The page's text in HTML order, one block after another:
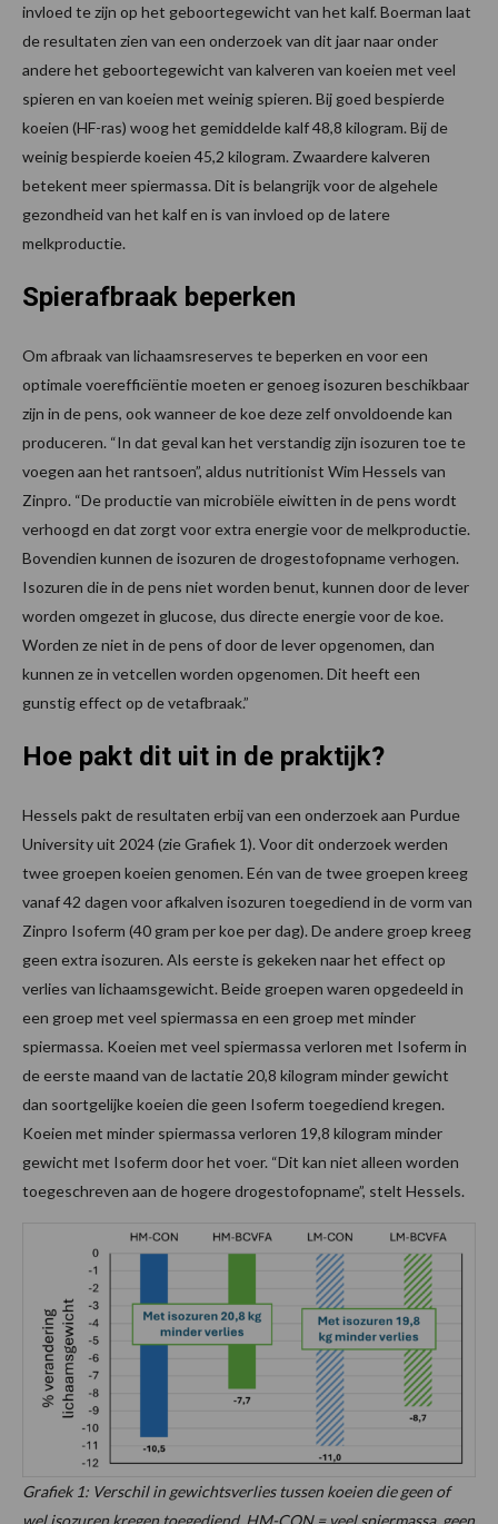
invloed te zijn op het geboortegewicht van het kalf. Boerman laat
de resultaten zien van een onderzoek van dit jaar naar onder
andere het geboortegewicht van kalveren van koeien met veel
spieren en van koeien met weinig spieren. Bij goed bespierde
koeien (HF-ras) woog het gemiddelde kalf 48,8 kilogram. Bij de
weinig bespierde koeien 45,2 kilogram. Zwaardere kalveren
betekent meer spiermassa. Dit is belangrijk voor de algehele
gezondheid van het kalf en is van invloed op de latere
melkproductie.
Spierafbraak beperken
Om afbraak van lichaamsreserves te beperken en voor een
optimale voerefficiëntie moeten er genoeg isozuren beschikbaar
zijn in de pens, ook wanneer de koe deze zelf onvoldoende kan
produceren. “In dat geval kan het verstandig zijn isozuren toe te
voegen aan het rantsoen”, aldus nutritionist Wim Hessels van
Zinpro. “De productie van microbiële eiwitten in de pens wordt
verhoogd en dat zorgt voor extra energie voor de melkproductie.
Bovendien kunnen de isozuren de drogestofopname verhogen.
Isozuren die in de pens niet worden benut, kunnen door de lever
worden omgezet in glucose, dus directe energie voor de koe.
Worden ze niet in de pens of door de lever opgenomen, dan
kunnen ze in vetcellen worden opgenomen. Dit heeft een
gunstig effect op de vetafbraak.”
Hoe pakt dit uit in de praktijk?
Hessels pakt de resultaten erbij van een onderzoek aan Purdue
University uit 2024 (zie Grafiek 1). Voor dit onderzoek werden
twee groepen koeien genomen. Eén van de twee groepen kreeg
vanaf 42 dagen voor afkalven isozuren toegediend in de vorm van
Zinpro Isoferm (40 gram per koe per dag). De andere groep kreeg
geen extra isozuren. Als eerste is gekeken naar het effect op
verlies van lichaamsgewicht. Beide groepen waren opgedeeld in
een groep met veel spiermassa en een groep met minder
spiermassa. Koeien met veel spiermassa verloren met Isoferm in
de eerste maand van de lactatie 20,8 kilogram minder gewicht
dan soortgelijke koeien die geen Isoferm toegediend kregen.
Koeien met minder spiermassa verloren 19,8 kilogram minder
gewicht met Isoferm door het voer. “Dit kan niet alleen worden
toegeschreven aan de hogere drogestofopname”, stelt Hessels.
Grafiek 1: Verschil in gewichtsverlies tussen koeien die geen of